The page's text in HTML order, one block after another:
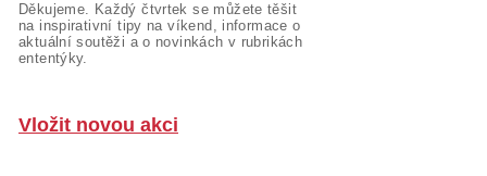
Děkujeme. Každý čtvrtek se můžete těšit
na inspirativní tipy na víkend, informace o
aktuální soutěži a o novinkách v rubrikách
ententýky.
Vložit novou akci